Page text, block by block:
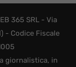
365 SRL - Via
- Codice Fiscale
giornalistica, in